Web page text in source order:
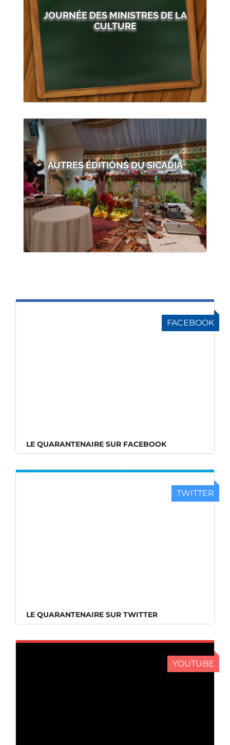
JOURNÉE DES MINISTRES DE LA
CULTURE
AUTRES ÉDITIONS DU SICADIA
FACEBOOK
LE QUARANTENAIRE SUR FACEBOOK
TWITTER
LE QUARANTENAIRE SUR TWITTER
YOUTUBE